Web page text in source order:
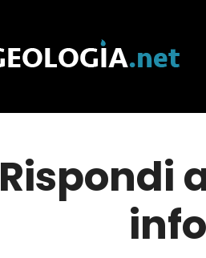
Rispondi